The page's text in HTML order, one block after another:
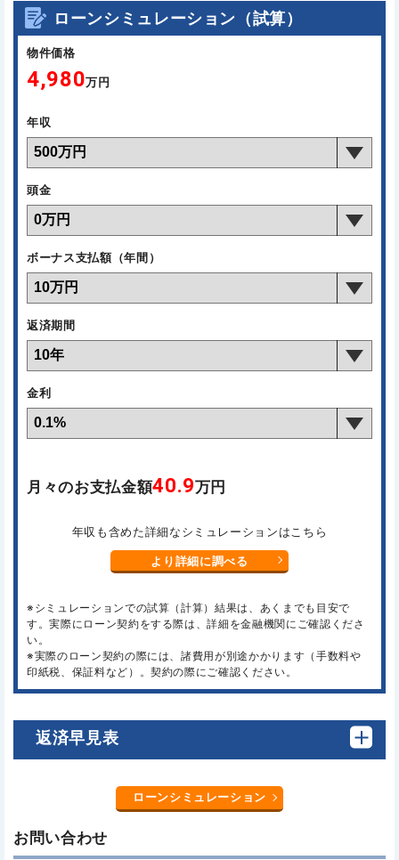
ローンシミュレーション（試算）
物件価格
4,980万円
年収
頭金
ボーナス支払額（年間）
返済期間
金利
月々のお支払金額40.9万円
年収も含めた詳細なシミュレーションはこちら
より詳細に調べる
※シミュレーションでの試算（計算）結果は、あくまでも目安で
す。実際にローン契約をする際は、詳細を金融機関にご確認くださ
い。
※実際のローン契約の際には、諸費用が別途かかります（手数料や
印紙税、保証料など）。契約の際にご確認ください。
返済早見表
ローンシミュレーション
お問い合わせ